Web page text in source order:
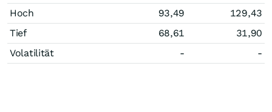
Hoch
93,49
129,43
Tief
68,61
31,90
Volatilität
- -